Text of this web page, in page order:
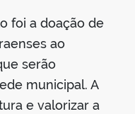
foi a doação de
ao
serão
municipal. A
e valorizar a